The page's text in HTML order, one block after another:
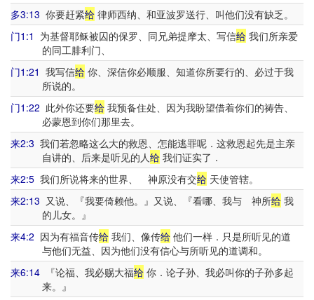
多3:13 你要赶紧给 律师西纳、和亚波罗送行、叫他们没有缺乏。
门1:1 为基督耶稣被囚的保罗、同兄弟提摩太、写信给 我们所亲爱
的同工腓利门、
门1:21 我写信给 你、深信你必顺服、知道你所要行的、必过于我
所说的。
门1:22 此外你还要给 我预备住处、因为我盼望借着你们的祷告、
必蒙恩到你们那里去。
来2:3 我们若忽略这么大的救恩、怎能逃罪呢．这救恩起先是主亲
自讲的、后来是听见的人给我们证实了．
来2:5 我们所说将来的世界、 神原没有交给 天使管辖。
来2:13 又说、『我要倚赖他。』又说、『看哪、我与 神所给 我
的儿女。』
来4:2 因为有福音传给 我们、像传给 他们一样．只是所听见的道
与他们无益、因为他们没有信心与所听见的道调和。
来6:14 『论福、我必赐大福给 你．论子孙、我必叫你的子孙多起
来。』